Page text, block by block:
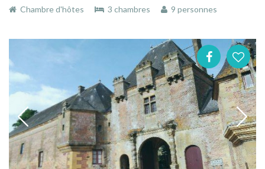
Chambre d'hôtes
3 chambres 9 personnes